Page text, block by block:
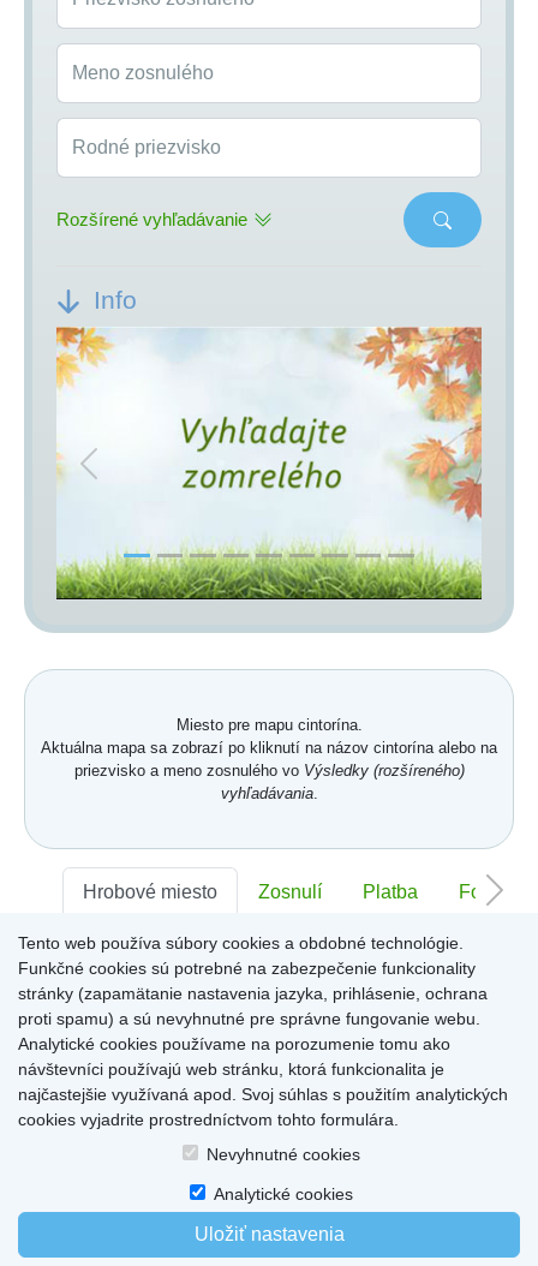
Meno zosnulého
Rodné priezvisko
Rozšírené vyhľadávanie
Info
Previous Next
Miesto pre mapu cintorína.
Aktuálna mapa sa zobrazí po kliknutí na názov cintorína alebo na
priezvisko a meno zosnulého vo Výsledky (rozšíreného)
vyhľadávania.
Hrobové miesto Zosnulí Platba Foto
Sektor:- Rad:- Číslo:-
Miesto pre informácie o hrobovom mieste
Produkty a služby |Citáty|O cintorínoch|
Tento web používa súbory cookies a obdobné technológie.
Funkčné cookies sú potrebné na zabezpečenie funkcionality
stránky (zapamätanie nastavenia jazyka, prihlásenie, ochrana
proti spamu) a sú nevyhnutné pre správne fungovanie webu.
Analytické cookies používame na porozumenie tomu ako
návštevníci používajú web stránku, ktorá funkcionalita je
najčastejšie využívaná apod. Svoj súhlas s použitím analytických
cookies vyjadrite prostredníctvom tohto formulára.
Nevyhnutné cookies
Analytické cookies
Uložiť nastavenia